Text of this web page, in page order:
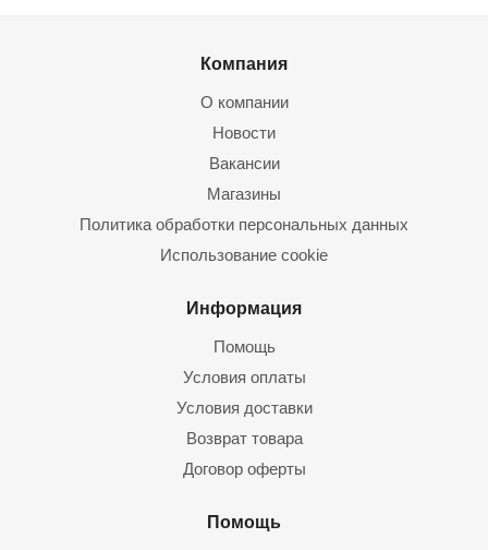
Компания
О компании
Новости
Вакансии
Магазины
Политика обработки персональных данных
Использование cookie
Информация
Помощь
Условия оплаты
Условия доставки
Возврат товара
Договор оферты
Помощь